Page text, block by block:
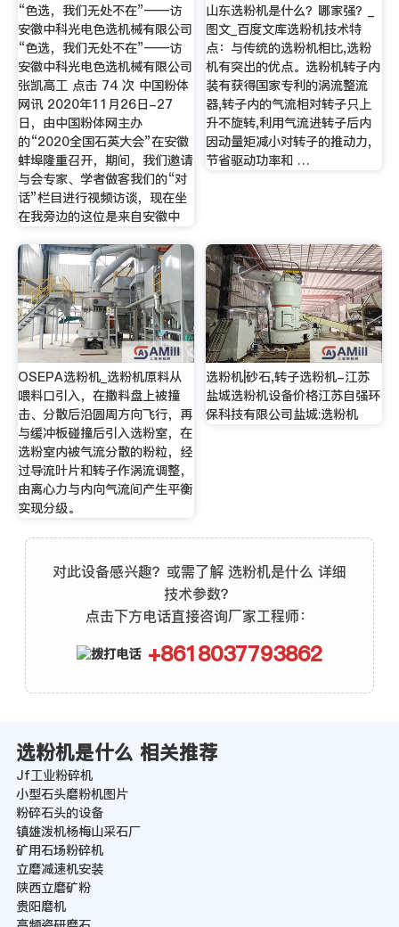
“色选，我们无处不在”——访
安徽中科光电色选机械有限公司
“色选，我们无处不在”——访
安徽中科光电色选机械有限公司
张凯高工 点击 74 次 中国粉体
网讯 2020年11月26日-27
日，由中国粉体网主办
的“2020全国石英大会”在安徽
蚌埠隆重召开，期间，我们邀请
与会专家、学者做客我们的“对
话”栏目进行视频访谈，现在坐
在我旁边的这位是来自安徽中
山东选粉机是什么？哪家强？_
图文_百度文库选粉机技术特
点：与传统的选粉机相比,选粉
机有突出的优点。选粉机转子内
装有获得国家专利的涡流整流
器,转子内的气流相对转子只上
升不旋转,利用气流进转子后内
因动量矩减小对转子的推动力,
节省驱动功率和 …
OSEPA选粉机_选粉机原料从
喂料口引入，在撒料盘上被撞
击、分散后沿圆周方向飞行，再
与缓冲板碰撞后引入选粉室，在
选粉室内被气流分散的粉粒，经
过导流叶片和转子作涡流调整，
由离心力与内向气流间产生平衡
实现分级。
选粉机|砂石,转子选粉机-江苏
盐城选粉机设备价格江苏自强环
保科技有限公司盐城:选粉机
对此设备感兴趣？或需了解 选粉机是什么 详细
技术参数？
点击下方电话直接咨询厂家工程师：
+8618037793862
选粉机是什么 相关推荐
Jf工业粉碎机
小型石头磨粉机图片
粉碎石头的设备
镇雄泼机杨梅山采石厂
矿用石场粉碎机
立磨减速机安装
陕西立磨矿粉
贵阳磨机